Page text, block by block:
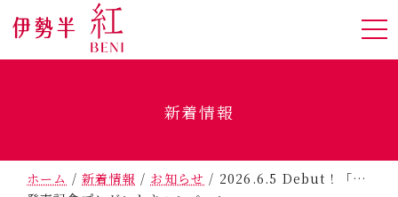
新着情報
ホーム /新着情報 / お知らせ / 2026.6.5 Debut！「小町